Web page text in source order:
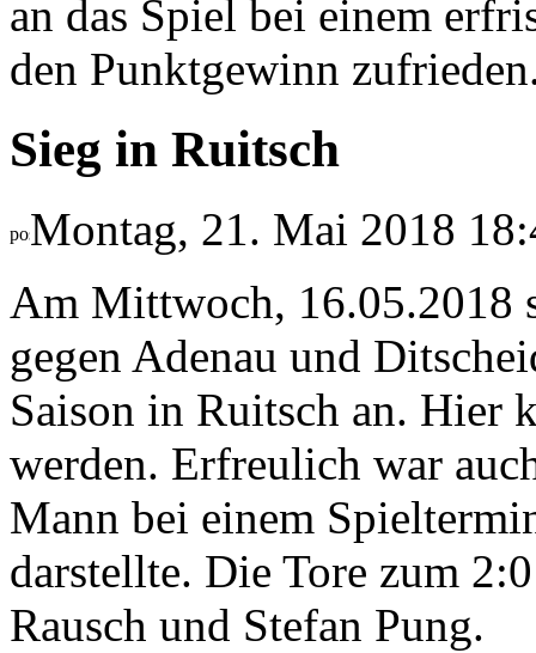
an das Spiel bei einem
den Punktgewinn
Sieg in Ruitsch
Montag, 21. Mai 2018
Am Mittwoch, 16.05.2018
gegen Adenau und
Saison in Ruitsch an. Hier
werden. Erfreulich war
Mann bei einem
darstellte. Die Tore zum
Rausch und Stefan Pung.